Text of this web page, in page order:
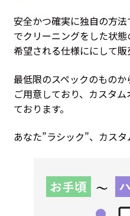
安全かつ確実に独自の方
でクリーニングをした状
希望される仕様ににして販
最低限のスペックのもの
ご用意しており、カスタ
ております。
あなた”ラシック”、カス